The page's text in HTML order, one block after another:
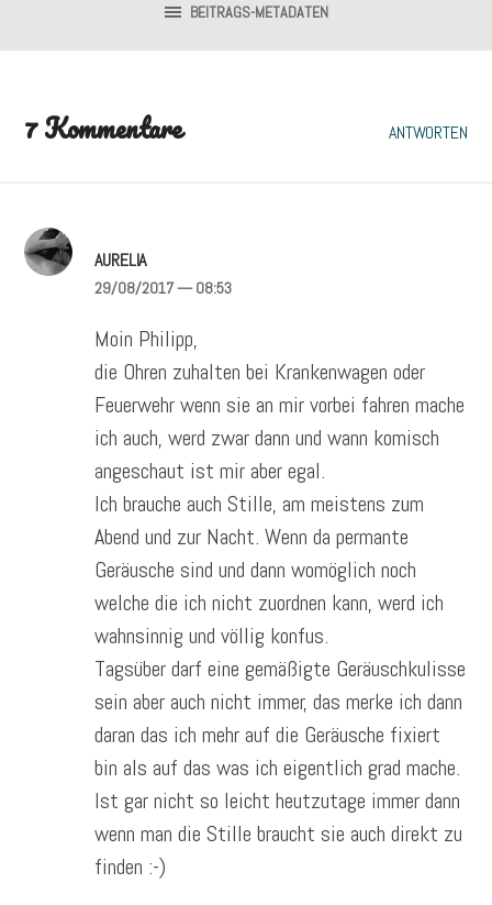
BEITRAGS-METADATEN
7 Kommentare ANTWORTEN
AURELIA
29/08/2017— 08:53
Moin Philipp,
die Ohren zuhalten bei Krankenwagen oder
Feuerwehr wenn sie an mir vorbei fahren mache
ich auch, werd zwar dann und wann komisch
angeschaut ist mir aber egal.
Ich brauche auch Stille, am meistens zum
Abend und zur Nacht. Wenn da permante
Geräusche sind und dann womöglich noch
welche die ich nicht zuordnen kann, werd ich
wahnsinnig und völlig konfus.
Tagsüber darf eine gemäßigte Geräuschkulisse
sein aber auch nicht immer, das merke ich dann
daran das ich mehr auf die Geräusche fixiert
bin als auf das was ich eigentlich grad mache.
Ist gar nicht so leicht heutzutage immer dann
wenn man die Stille braucht sie auch direkt zu
finden :-)